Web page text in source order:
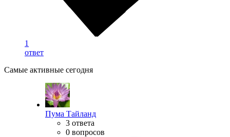
1
ответ
Самые активные сегодня
Пума Тайланд
3 ответа
0 вопросов